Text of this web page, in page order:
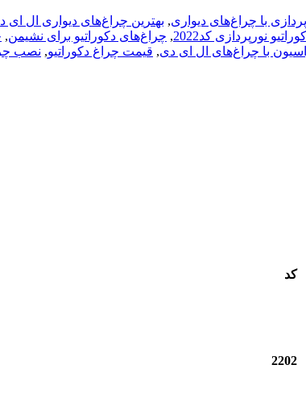
با چراغ‌های دیواری, بهترین چراغ‌های دیواری ال ای
نورپردازی کد2022 , چراغ‌های دکوراتیو برای نشیمن,
با چراغ‌های ال ای دی, قیمت چراغ دکوراتیو, نصب
کد
2202